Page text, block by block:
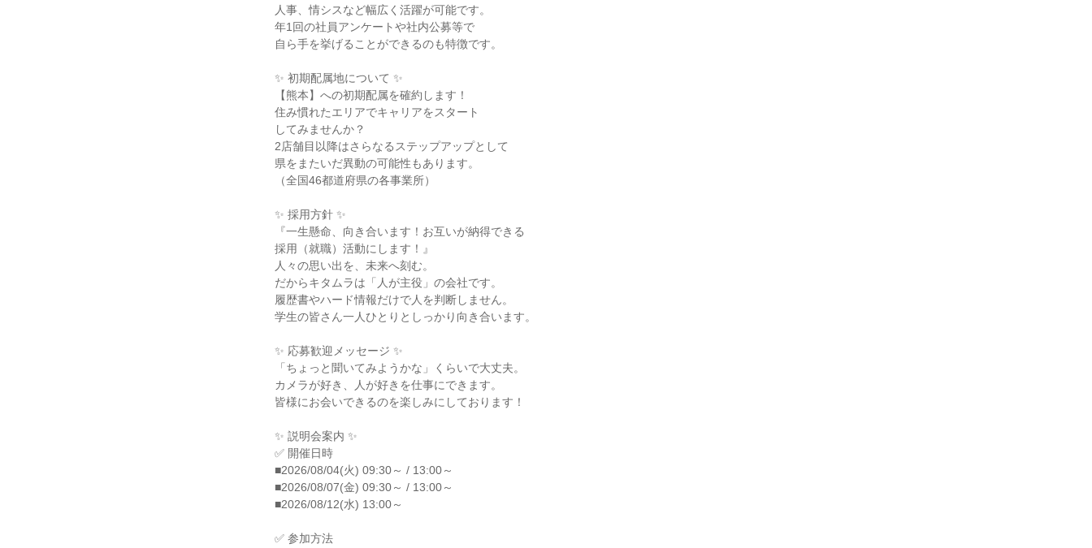
人事、情シスなど幅広く活躍が可能です。
年1回の社員アンケートや社内公募等で
自ら手を挙げることができるのも特徴です。
✨ 初期配属地について ✨
【熊本】への初期配属を確約します！
住み慣れたエリアでキャリアをスタート
してみませんか？
2店舗目以降はさらなるステップアップとして
県をまたいだ異動の可能性もあります。
（全国46都道府県の各事業所）
✨ 採用方針 ✨
『一生懸命、向き合います！お互いが納得できる
採用（就職）活動にします！』
人々の思い出を、未来へ刻む。
だからキタムラは「人が主役」の会社です。
履歴書やハード情報だけで人を判断しません。
学生の皆さん一人ひとりとしっかり向き合います。
✨ 応募歓迎メッセージ ✨
「ちょっと聞いてみようかな」くらいで大丈夫。
カメラが好き、人が好きを仕事にできます。
皆様にお会いできるのを楽しみにしております！
✨ 説明会案内 ✨
✅ 開催日時
■2026/08/04(火) 09:30～ / 13:00～
■2026/08/07(金) 09:30～ / 13:00～
■2026/08/12(水) 13:00～
✅ 参加方法